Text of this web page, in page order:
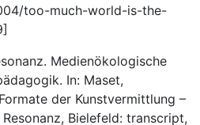
too-much-world-is-the-
Medienökologische
In: Maset,
der Kunstvermittlung –
Bielefeld: transcript,